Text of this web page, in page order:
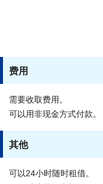
费用
需要收取费用。
可以用非现金方式付款。
其他
可以24小时随时租借。